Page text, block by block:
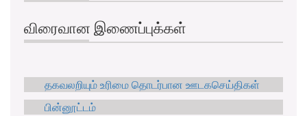
விரைவான இணைப்புக்கள்
தகவலறியும் உரிமை தொடர்பான ஊடகசெய்திகள்
பின்னூட்டம்